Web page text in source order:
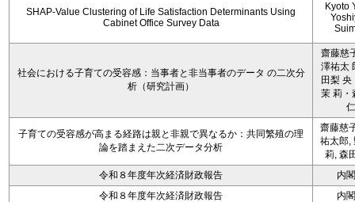
SHAP-Value Clustering of Life Satisfaction Determinants Using
Cabinet Office Survey Data
Kyoto
社会における子育ての受容感：当事者と非当事者のデータ の二次分
析（研究計画）
齋藤慈
澤祐太
田梨 央
茉 莉・
仁
子育ての受容感が高まる経路は親と非親で異なるか：共同繁殖の理
論を踏まえた二次データ分析
齋藤慈
祐太郎,
莉, 森
令和８年度年次経済財政報告
内
令和８年度年次経済財政報告
内